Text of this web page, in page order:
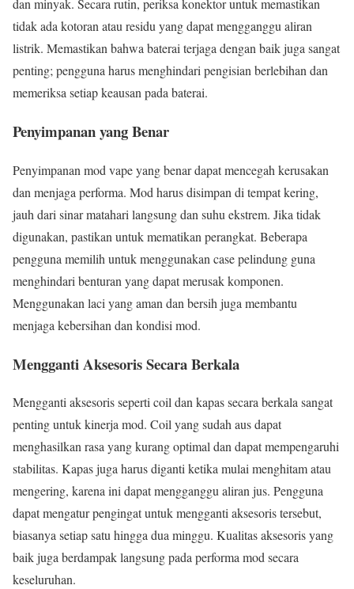
dan minyak. Secara rutin, periksa konektor untuk memastikan
tidak ada kotoran atau residu yang dapat mengganggu aliran
listrik. Memastikan bahwa baterai terjaga dengan baik juga sangat
penting; pengguna harus menghindari pengisian berlebihan dan
memeriksa setiap keausan pada baterai.
Penyimpanan yang Benar
Penyimpanan mod vape yang benar dapat mencegah kerusakan
dan menjaga performa. Mod harus disimpan di tempat kering,
jauh dari sinar matahari langsung dan suhu ekstrem. Jika tidak
digunakan, pastikan untuk mematikan perangkat. Beberapa
pengguna memilih untuk menggunakan case pelindung guna
menghindari benturan yang dapat merusak komponen.
Menggunakan laci yang aman dan bersih juga membantu
menjaga kebersihan dan kondisi mod.
Mengganti Aksesoris Secara Berkala
Mengganti aksesoris seperti coil dan kapas secara berkala sangat
penting untuk kinerja mod. Coil yang sudah aus dapat
menghasilkan rasa yang kurang optimal dan dapat mempengaruhi
stabilitas. Kapas juga harus diganti ketika mulai menghitam atau
mengering, karena ini dapat mengganggu aliran jus. Pengguna
dapat mengatur pengingat untuk mengganti aksesoris tersebut,
biasanya setiap satu hingga dua minggu. Kualitas aksesoris yang
baik juga berdampak langsung pada performa mod secara
keseluruhan.